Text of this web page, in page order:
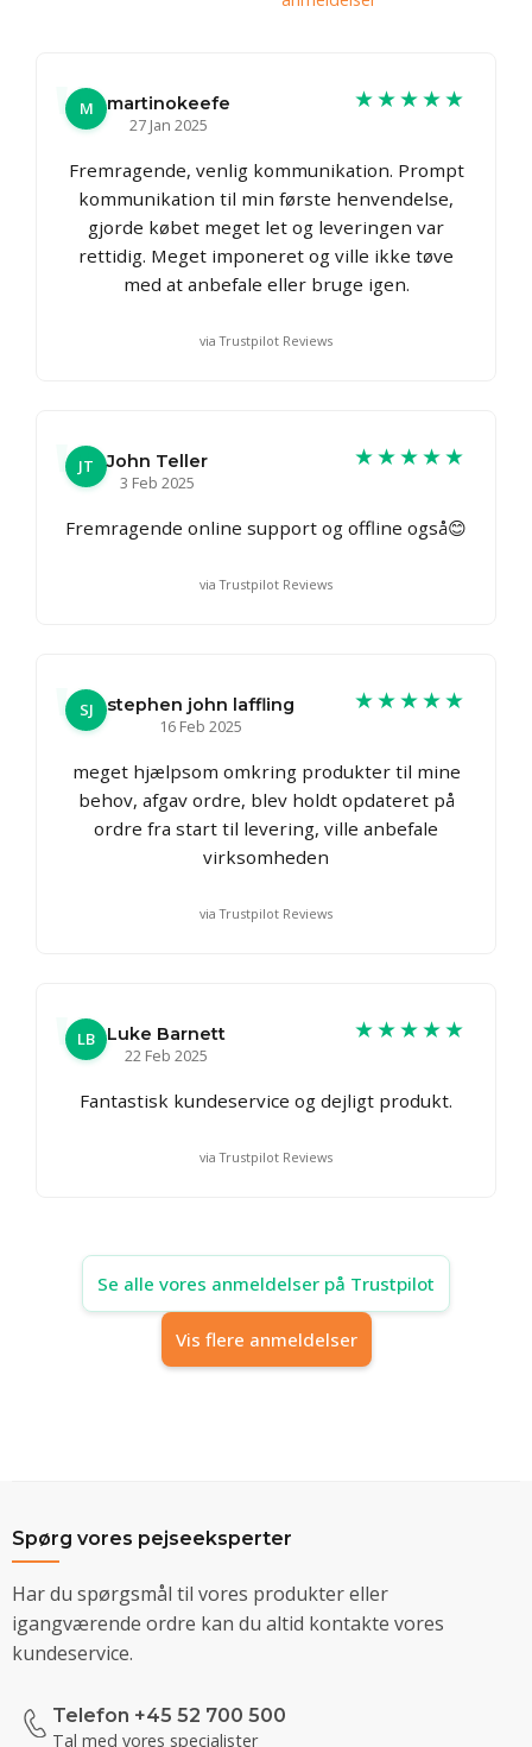
M
martinokeefe
27 Jan 2025
★★★★★
Fremragende, venlig kommunikation. Prompt
kommunikation til min første henvendelse,
gjorde købet meget let og leveringen var
rettidig. Meget imponeret og ville ikke tøve
med at anbefale eller bruge igen.
via Trustpilot Reviews
JT
John Teller
3 Feb 2025
★★★★★
Fremragende online support og offline også😊
via Trustpilot Reviews
SJ
stephen john laffling
16 Feb 2025
★★★★★
meget hjælpsom omkring produkter til mine
behov, afgav ordre, blev holdt opdateret på
ordre fra start til levering, ville anbefale
virksomheden
via Trustpilot Reviews
LB
Luke Barnett
22 Feb 2025
★★★★★
Fantastisk kundeservice og dejligt produkt.
via Trustpilot Reviews
Se alle vores anmeldelser på Trustpilot
Vis flere anmeldelser
Spørg vores pejseeksperter
Har du spørgsmål til vores produkter eller
igangværende ordre kan du altid kontakte vores
kundeservice.
Telefon +45 52 700 500
Tal med vores specialister